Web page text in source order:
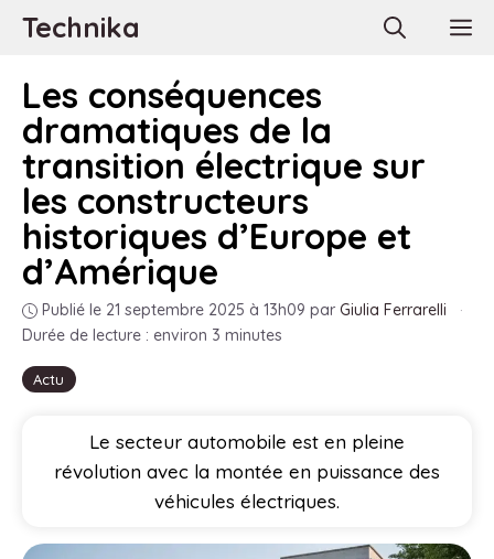
AllerTechnika
Actu
Les conséquences
dramatiques de la
transition électrique sur
les constructeurs
historiques d’Europe et
d’Amérique
Publié le 21 septembre 2025 à 13h09 par Giulia Ferrarelli
·
Durée de lecture : environ 3 minutes
Le secteur automobile est en pleine
révolution avec la montée en puissance des
véhicules électriques.